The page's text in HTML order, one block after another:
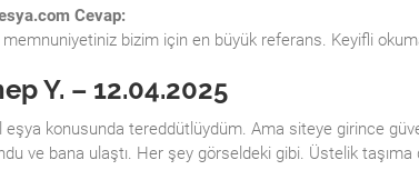
Cevap:
memnuniyetiniz bizim için en büyük referans. Keyifli
Y. – 12.04.2025
eşya konusunda tereddütlüydüm. Ama siteye girince
ve bana ulaştı. Her şey görseldeki gibi. Üstelik